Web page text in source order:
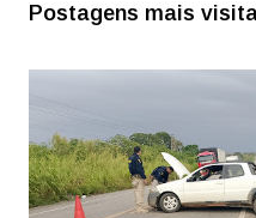
Postagens mais